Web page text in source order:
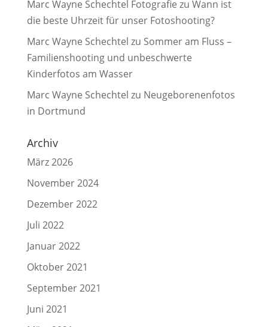
Marc Wayne Schechtel Fotografie zu Wann ist
die beste Uhrzeit für unser Fotoshooting?
Marc Wayne Schechtel zu Sommer am Fluss –
Familienshooting und unbeschwerte
Kinderfotos am Wasser
Marc Wayne Schechtel zu Neugeborenenfotos
in Dortmund
Archiv
März 2026
November 2024
Dezember 2022
Juli 2022
Januar 2022
Oktober 2021
September 2021
Juni 2021